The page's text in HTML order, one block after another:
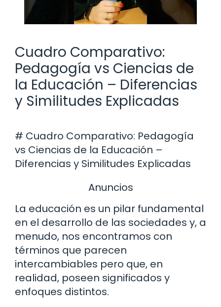
Cuadro Comparativo:
Pedagogía vs Ciencias de
la Educación – Diferencias
y Similitudes Explicadas
# Cuadro Comparativo: Pedagogía
vs Ciencias de la Educación –
Diferencias y Similitudes Explicadas
Anuncios
La educación es un pilar fundamental
en el desarrollo de las sociedades y, a
menudo, nos encontramos con
términos que parecen
intercambiables pero que, en
realidad, poseen significados y
enfoques distintos.